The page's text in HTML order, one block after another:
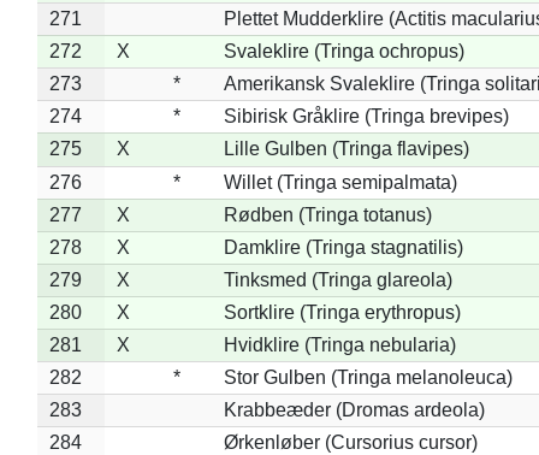
271
Plettet Mudderklire (Actitis
272
X
Svaleklire (Tringa ochropus)
273
*
Amerikansk Svaleklire (Tringa
274
*
Sibirisk Gråklire (Tringa brevipes)
275
X
Lille Gulben (Tringa flavipes)
276
*
Willet (Tringa semipalmata)
277
X
Rødben (Tringa totanus)
278
X
Damklire (Tringa stagnatilis)
279
X
Tinksmed (Tringa glareola)
280
X
Sortklire (Tringa erythropus)
281
X
Hvidklire (Tringa nebularia)
282
*
Stor Gulben (Tringa melanoleuca)
283
Krabbeæder (Dromas ardeola)
284
Ørkenløber (Cursorius cursor)